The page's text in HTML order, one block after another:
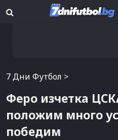
7 Дни Футбол >
Феро изчетка
положим много
победим